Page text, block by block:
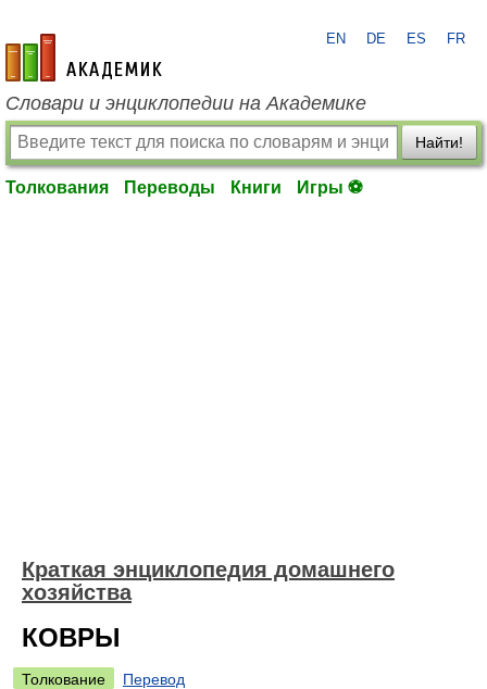
academic.ru
EN DE ES FR
Словари и энциклопедии на Академике
Найти!
Толкования Переводы Книги Игры ⚽
Краткая энциклопедия домашнего
хозяйства
КОВРЫ
Толкование
Перевод